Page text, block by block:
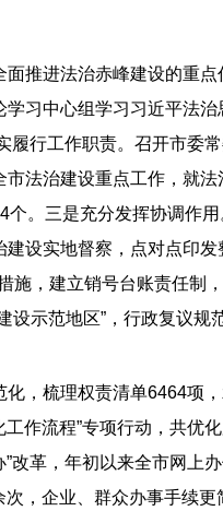
推进法治赤峰建设的重
习中心组学习习近平法
行工作职责。召开市委
法治建设重点工作，就
。三是充分发挥协调作
设实地督察，点对点印
施，建立销号台账责任制
示范地区”，行政复议
，梳理权责清单6464项
工作流程”专项行动，共
改革，年初以来全市网
，企业、群众办事手续